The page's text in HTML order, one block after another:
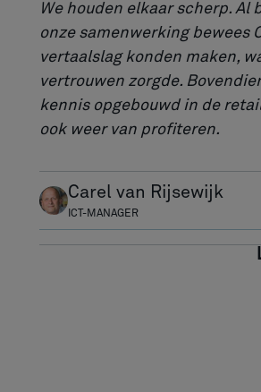
We houden elkaar scherp. Al
onze samenwerking bewees
vertaalslag konden maken,
vertrouwen zorgde.
kennis opgebouwd in de
ook weer van profiteren.
Carel van Rijsewijk
ICT-MANAGER